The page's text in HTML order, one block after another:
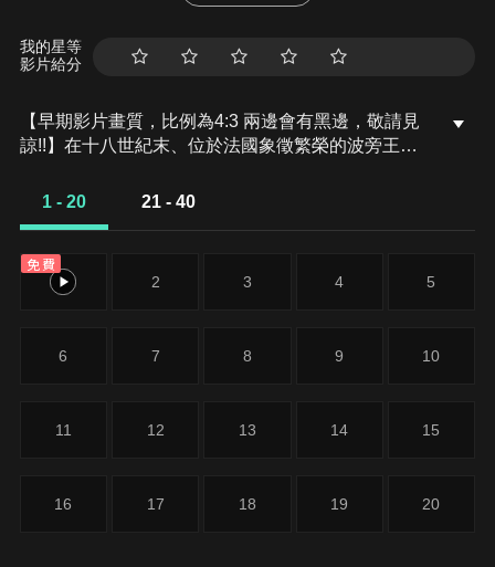
我的星等
影片給分
【早期影片畫質，比例為4:3 兩邊會有黑邊，敬請見
諒!!】在十八世紀末、位於法國象徵繁榮的波旁王朝
裝擔任宮廷護衛與一位出身王室的公主相遇，她們在
1 - 20 21 - 40
免費
1 2 3 4 5
6 7 8 9 10
11 12 13 14 15
16 17 18 19 20